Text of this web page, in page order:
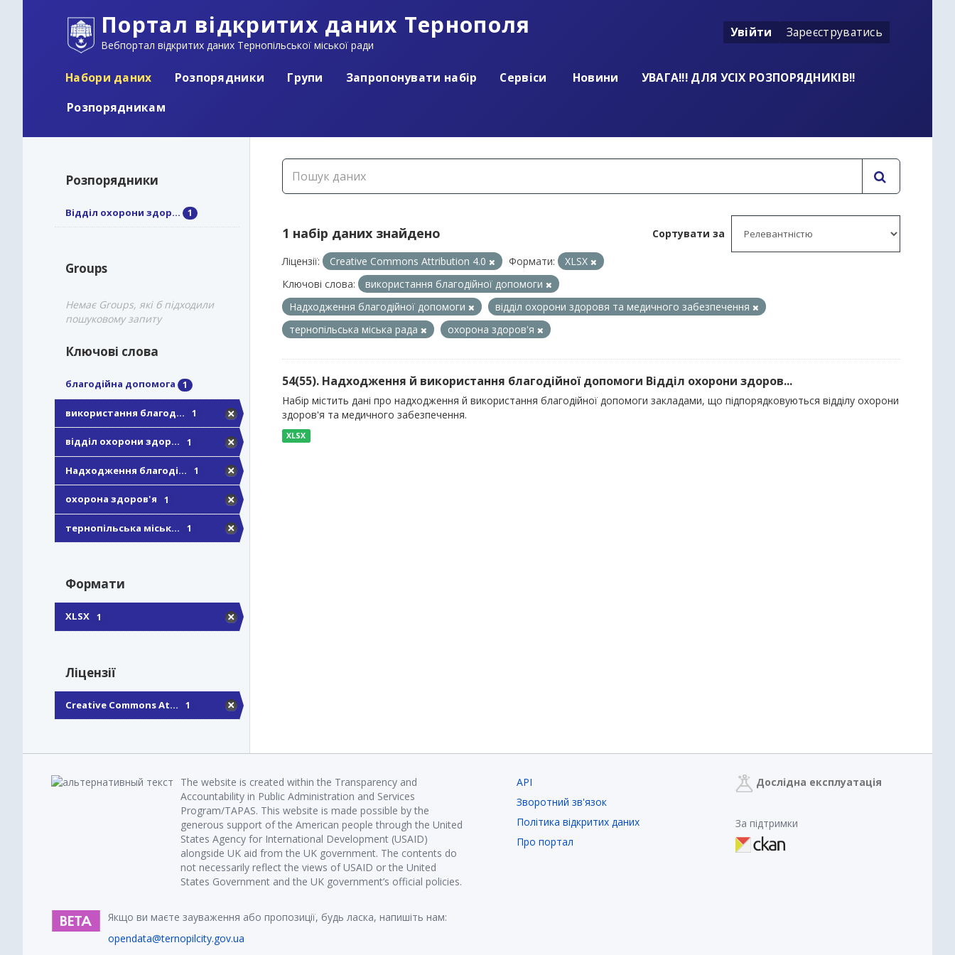
Портал відкритих даних Тернополя
Вебпортал відкритих даних Тернопільської міської ради
Увійти Зареєструватись
Набори даних Розпорядники Групи Запропонувати набір Сервіси Новини
УВАГА!!! ДЛЯ УСІХ РОЗПОРЯДНИКІВ!!
Розпорядникам
Розпорядники
Відділ охорони здор... 1
Groups
Немає Groups, які б підходили
пошуковому запиту
Ключові слова
благодійна допомога 1
використання благод... 1
відділ охорони здор... 1
Надходження благоді... 1
охорона здоров'я 1
тернопільська міськ... 1
Формати
XLSX 1
Ліцензії
Creative Commons At... 1
Сортувати за
1 набір даних знайдено
Ліцензії: Creative Commons Attribution 4.0 Формати:
XLSX
Ключові слова:
використання благодійної допомоги
Надходження благодійної допомоги
відділ охорони здоровя та медичного забезпечення
тернопільська міська рада
охорона здоров'я
54(55). Надходження й використання благодійної допомоги Відділ охорони здоров...
Набір містить дані про надходження й використання благодійної допомоги закладами, що підпорядковуються відділу охорони
здоров'я та медичного забезпечення.
XLSX
The website is created within the Transparency and
Accountability in Public Administration and Services
Program/TAPAS. This website is made possible by the
generous support of the American people through the United
States Agency for International Development (USAID)
alongside UK aid from the UK government. The contents do
not necessarily reflect the views of USAID or the United
States Government and the UK government’s official policies.
Якщо ви маєте зауваження або пропозиції, будь ласка, напишіть нам:
opendata@ternopilcity.gov.ua
API
Зворотний зв'язок
Політика відкритих даних
Про портал
Дослідна експлуатація
За підтримки